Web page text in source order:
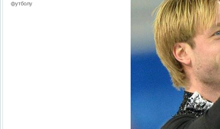
футболу